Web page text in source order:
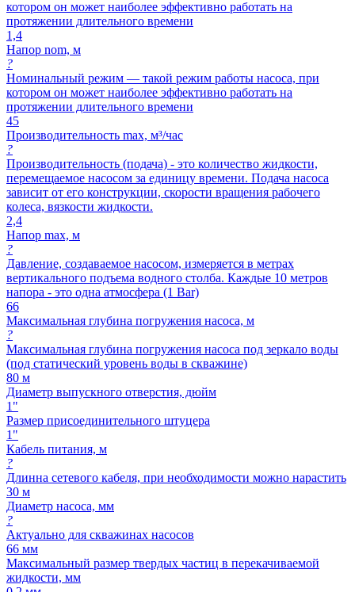
котором он может наиболее эффективно работать на
протяжении длительного времени
1,4
Напор nom, м
?
Номинальный режим — такой режим работы насоса, при
котором он может наиболее эффективно работать на
протяжении длительного времени
45
Производительность max, м³/час
?
Производительность (подача) - это количество жидкости,
перемещаемое насосом за единицу времени. Подача насоса
зависит от его конструкции, скорости вращения рабочего
колеса, вязкости жидкости.
2,4
Напор max, м
?
Давление, создаваемое насосом, измеряется в метрах
вертикального подъема водного столба. Каждые 10 метров
напора - это одна атмосфера (1 Bar)
66
Максимальная глубина погружения насоса, м
?
Максимальная глубина погружения насоса под зеркало воды
(под статический уровень воды в скважине)
80 м
Диаметр выпускного отверстия, дюйм
1"
Размер присоединительного штуцера
1"
Кабель питания, м
?
Длинна сетевого кабеля, при необходимости можно нарастить
30 м
Диаметр насоса, мм
?
Актуально для скважинах насосов
66 мм
Максимальный размер твердых частиц в перекачиваемой
жидкости, мм